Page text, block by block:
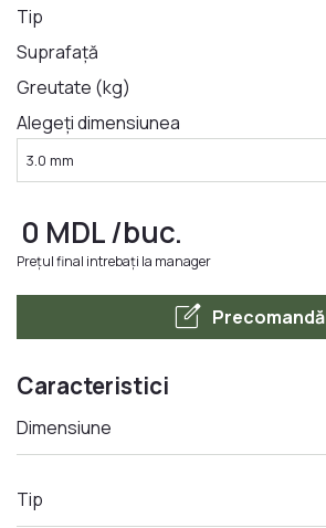
LA COMANDA
Tip
Suprafață
Greutate (kg)
Alegeți dimensiunea
3.0 mm
0 MDL/buc.
Prețul final intrebați la manager
edit_square Precomandă
Caracteristici
Dimensiune
Tip